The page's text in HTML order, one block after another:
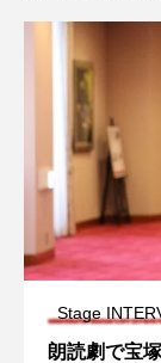
Stage
朗読劇で宝